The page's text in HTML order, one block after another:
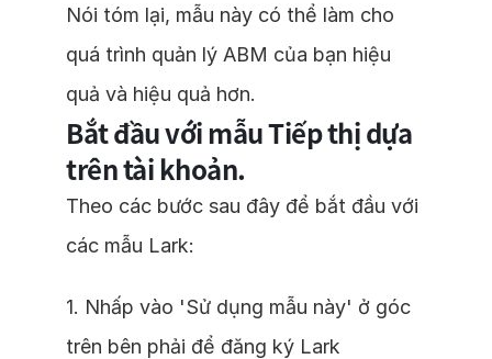
Nói tóm lại, mẫu này có thể làm cho
quá trình quản lý ABM của bạn hiệu
quả và hiệu quả hơn.
Bắt đầu với mẫu Tiếp thị dựa
trên tài khoản.
Theo các bước sau đây để bắt đầu với
các mẫu Lark:
1. Nhấp vào 'Sử dụng mẫu này' ở góc
trên bên phải để đăng ký Lark